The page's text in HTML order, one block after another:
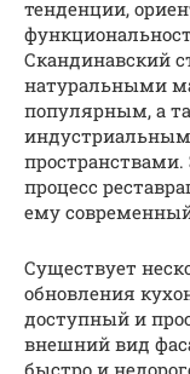
тенденции,
Скандинавский
натуральными
популярным, а
процесс
ему
Существует
обновления
доступный и
внешний вид
быстро и